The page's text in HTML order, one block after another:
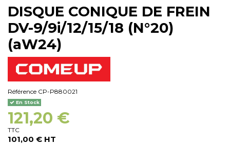
DISQUE CONIQUE DE FREIN
DV-9/9i/12/15/18 (N°20)
(aW24)
Référence CP-P880021
En Stock
121,20 €
TTC
101,00 € HT